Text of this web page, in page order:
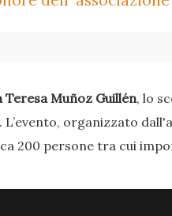
Teresa Muñoz Guillén, lo
. L’evento, organizzato
200 persone tra cui